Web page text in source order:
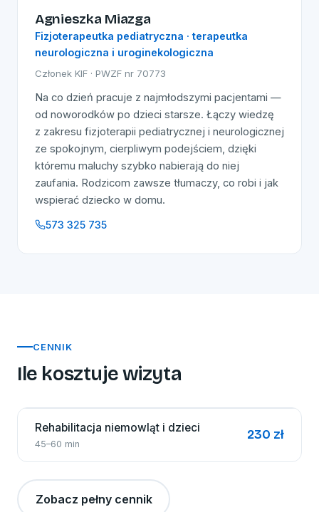
Agnieszka Miazga
Fizjoterapeutka pediatryczna · terapeutka
neurologiczna i uroginekologiczna
Członek KIF · PWZF nr 70773
Na co dzień pracuje z najmłodszymi pacjentami —
od noworodków po dzieci starsze. Łączy wiedzę
z zakresu fizjoterapii pediatrycznej i neurologicznej
ze spokojnym, cierpliwym podejściem, dzięki
któremu maluchy szybko nabierają do niej
zaufania. Rodzicom zawsze tłumaczy, co robi i jak
wspierać dziecko w domu.
573 325 735
CENNIK
Ile kosztuje wizyta
Rehabilitacja niemowląt i dzieci
45–60 min
230 zł
Zobacz pełny cennik